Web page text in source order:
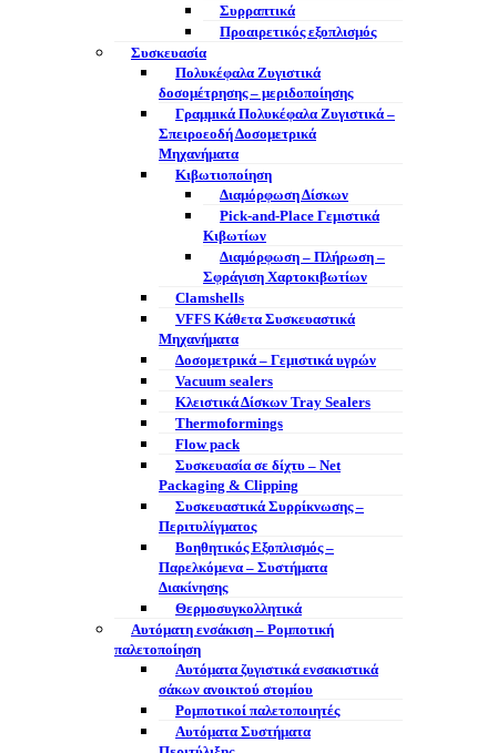
Συρραπτικά
Προαιρετικός εξοπλισμός
Συσκευασία
Πολυκέφαλα Ζυγιστικά
δοσομέτρησης – μεριδοποίησης
Γραμμικά Πολυκέφαλα Ζυγιστικά –
Σπειροεοδή Δοσομετρικά
Μηχανήματα
Κιβωτιοποίηση
Διαμόρφωση Δίσκων
Pick-and-Place Γεμιστικά
Κιβωτίων
Διαμόρφωση – Πλήρωση –
Σφράγιση Χαρτοκιβωτίων
Clamshells
VFFS Κάθετα Συσκευαστικά
Μηχανήματα
Δοσομετρικά – Γεμιστικά υγρών
Vacuum sealers
Κλειστικά Δίσκων Tray Sealers
Thermoformings
Flow pack
Συσκευασία σε δίχτυ – Net
Packaging & Clipping
Συσκευαστικά Συρρίκνωσης –
Περιτυλίγματος
Βοηθητικός Εξοπλισμός –
Παρελκόμενα – Συστήματα
Διακίνησης
Θερμοσυγκολλητικά
Αυτόματη ενσάκιση – Ρομποτική
παλετοποίηση
Αυτόματα ζυγιστικά ενσακιστικά
σάκων ανοικτού στομίου
Ρομποτικοί παλετοποιητές
Αυτόματα Συστήματα